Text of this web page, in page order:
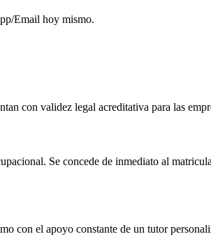
Email hoy mismo.
con validez legal acreditativa para las
Se concede de inmediato al
con el apoyo constante de un tutor